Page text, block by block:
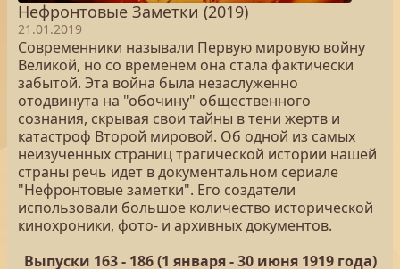
Нефронтовые Заметки (2019)
21.01.2019
Современники называли Первую мировую войну
Великой, но со временем она стала фактически
забытой. Эта война была незаслуженно
отодвинута на "обочину" общественного
сознания, скрывая свои тайны в тени жертв и
катастроф Второй мировой. Об одной из самых
неизученных страниц трагической истории нашей
страны речь идет в документальном сериале
"Нефронтовые заметки". Его создатели
использовали большое количество исторической
кинохроники, фото- и архивных документов.
Выпуски 163 - 186 (1 января - 30 июня 1919 года)